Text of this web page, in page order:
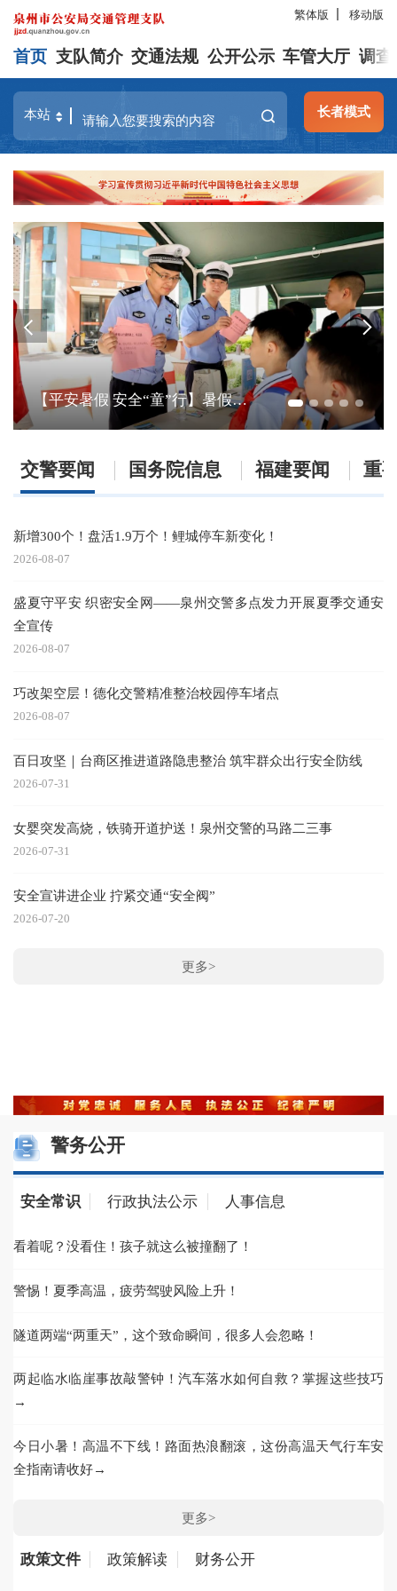
繁体版 移动版
首页 支队简介 交通法规 公开公示 车管大厅 调查
长者模式
从田埂到课堂，泉州交警为 一老一小 编织夏季出行交通安全网
交警要闻 国务院信息 福建要闻 重
新增300个！盘活1.9万个！鲤城停车新变化！
2026-08-07
盛夏守平安 织密安全网——泉州交警多点发力开展夏季交通安
全宣传
2026-08-07
巧改架空层！德化交警精准整治校园停车堵点
2026-08-07
百日攻坚｜台商区推进道路隐患整治 筑牢群众出行安全防线
2026-07-31
女婴突发高烧，铁骑开道护送！泉州交警的马路二三事
2026-07-31
安全宣讲进企业 拧紧交通“安全阀”
2026-07-20
更多>
警务公开
安全常识 行政执法公示 人事信息
看着呢？没看住！孩子就这么被撞翻了！
警惕！夏季高温，疲劳驾驶风险上升！
隧道两端“两重天”，这个致命瞬间，很多人会忽略！
两起临水临崖事故敲警钟！汽车落水如何自救？掌握这些技巧
→
今日小暑！高温不下线！路面热浪翻滚，这份高温天气行车安
全指南请收好→
更多>
政策文件 政策解读 财务公开